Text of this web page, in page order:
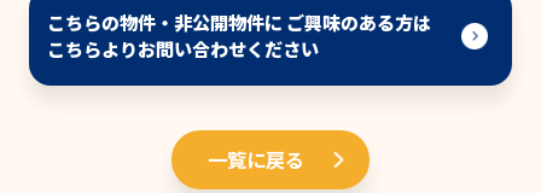
こちらの物件・非公開物件に ご興味のある方は
こちらよりお問い合わせください
一覧に戻る